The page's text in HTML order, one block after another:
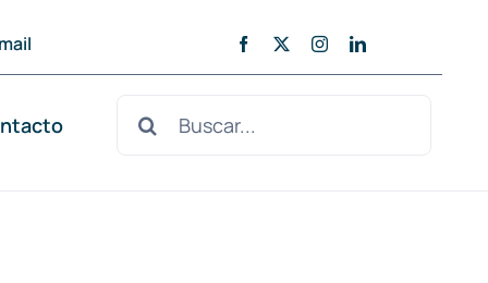
Buscar: